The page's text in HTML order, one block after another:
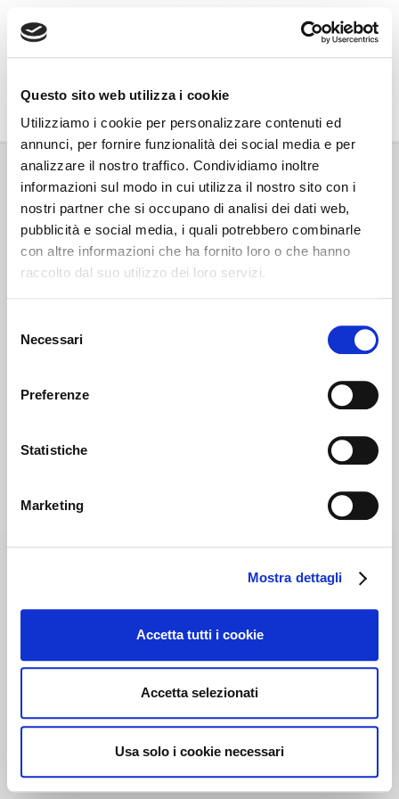
Questo sito web utilizza i cookie
Utilizziamo i cookie per personalizzare contenuti ed
annunci, per fornire funzionalità dei social media e per
analizzare il nostro traffico. Condividiamo inoltre
informazioni sul modo in cui utilizza il nostro sito con i
nostri partner che si occupano di analisi dei dati web,
pubblicità e social media, i quali potrebbero combinarle
con altre informazioni che ha fornito loro o che hanno
raccolto dal suo utilizzo dei loro servizi.
delNecessari
Preferenze
Statistiche
Marketing
Mostra dettagli
Accetta tutti i cookie
Accetta selezionati
Usa solo i cookie necessari
Associazione Go Wine
Via Vida, 6
12051 Alba (Cn)
tel. +39 0173 364631
Codice SDI: USAL8PV
PEC gowine@legalmail.it
info@gowinet.it